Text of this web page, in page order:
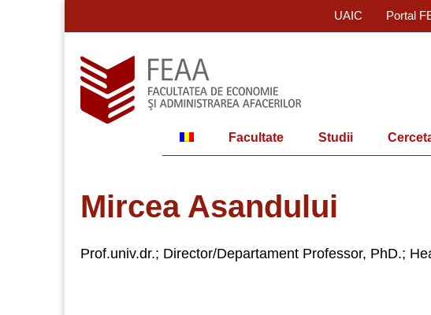
UAIC Portal
Facultate Studii
Mircea Asandului
Prof.univ.dr.; Director/Departament Professor, PhD.;